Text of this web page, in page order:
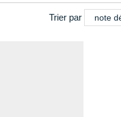
Trier par note